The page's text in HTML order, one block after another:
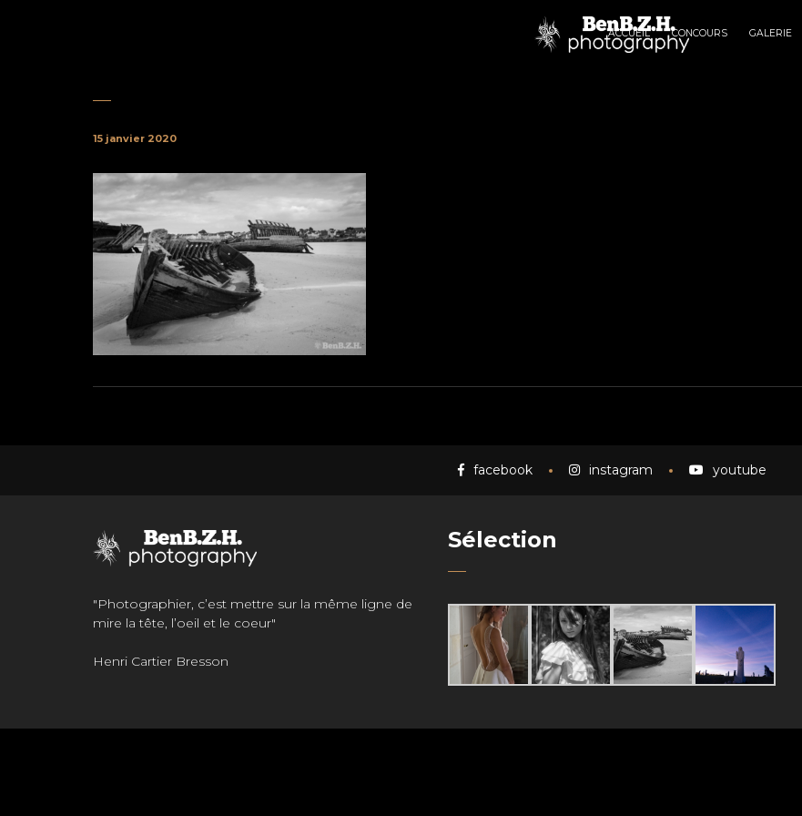
ACCUEIL CONCOURS GALERIE
15 janvier 2020
facebook instagram youtube
"Photographier, c’est mettre sur la même ligne de
mire la tête, l’oeil et le coeur"
Henri Cartier Bresson
Sélection